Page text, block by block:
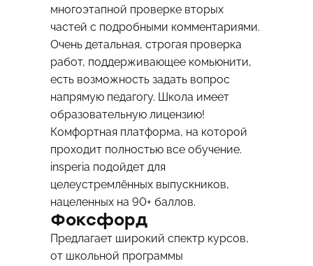
многоэтапной проверке вторых
частей с подробными комментариями.
Очень детальная, строгая проверка
работ, поддерживающее комьюнити,
есть возможность задать вопрос
напрямую педагогу. Школа имеет
образовательную лицензию!
Комфортная платформа, на которой
проходит полностью все обучение.
insperia подойдет для
целеустремлённых выпускников,
нацеленных на 90+ баллов.
Фоксфорд
Предлагает широкий спектр курсов,
от школьной программы